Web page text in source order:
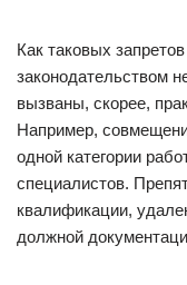
Как таковых
законодательством
вызваны, скорее,
Например,
одной категории
специалистов.
квалификации,
должной